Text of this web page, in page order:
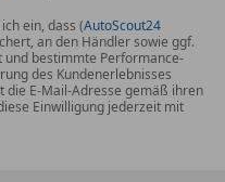
ein, dass (AutoScout24
an den Händler sowie ggf.
bestimmte Performance-
des Kundenerlebnisses
die E-Mail-Adresse gemäß ihren
Einwilligung jederzeit mit